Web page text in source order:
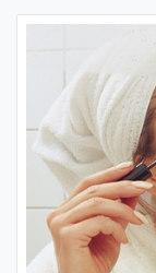
fortfarande har 5
förlängda